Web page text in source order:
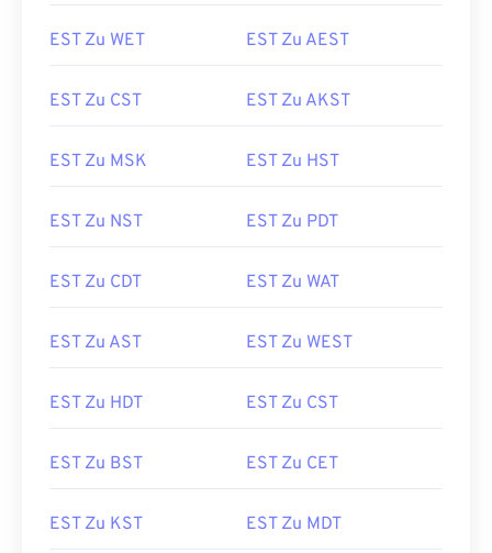
EST Zu WET EST Zu AEST
EST Zu CST EST Zu AKST
EST Zu MSK EST Zu HST
EST Zu NST EST Zu PDT
EST Zu CDT EST Zu WAT
EST Zu AST EST Zu WEST
EST Zu HDT EST Zu CST
EST Zu BST EST Zu CET
EST Zu KST EST Zu MDT